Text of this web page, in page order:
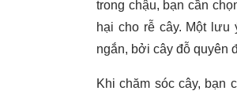
trong chậu, bạn cần
hại cho rễ cây. Một lưu
ngắn, bởi cây đỗ quyên
Khi chăm sóc cây, bạn